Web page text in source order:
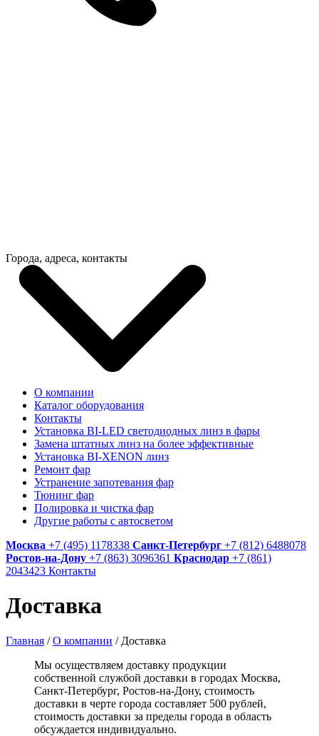
Города, адреса, контакты
О компании
Каталог оборудования
Контакты
Установка BI-LED светодиодных линз в фары
Замена штатных линз на более эффективные
Установка BI-XENON линз
Ремонт фар
Устранение запотевания фар
Тюнинг фар
Полировка и чистка фар
Другие работы с автосветом
Москва +7 (495) 1178338 Санкт-Петербург +7 (812) 6488078
Ростов-на-Дону +7 (863) 3096361 Краснодар +7 (861)
2043423 Контакты
Доставка
Главная / О компании / Доставка
Мы осуществляем доставку продукции
собственной службой доставки в городах Москва,
Санкт-Петербург, Ростов-на-Дону, стоимость
доставки в черте города составляет 500 рублей,
стоимость доставки за пределы города в область
обсуждается индивидуально.